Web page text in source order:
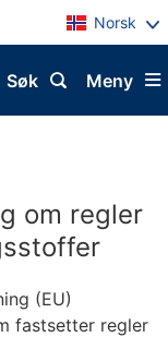
Norsk
Meny
Søk
om regler
(EU)
fastsetter regler